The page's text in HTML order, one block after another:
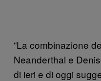
“La combinazione
Neanderthal e
di ieri e di oggi